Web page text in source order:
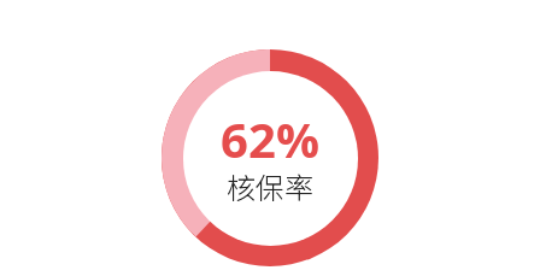
62%
核保率